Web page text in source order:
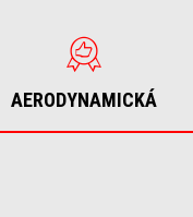
AERODYNAMICKÁ